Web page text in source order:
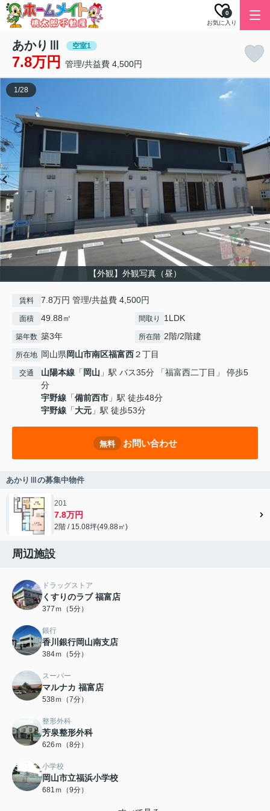
お気に入り
0
あかりⅢ 空室1
7.8万円 管理/共益費 4,500円
【外観】外観写真（昼）
1/28
賃料 7.8万円 管理/共益費 4,500円
面積 49.88㎡ 間取り 1LDK
築年数 築3年 所在階 2階/2階建
所在地 岡山県岡山市南区福富西２丁目
交通 山陽本線 「 岡山 」駅 バス35分 「福富西二丁目」 停歩5
分
宇野線 「備前西市 」駅 徒歩48分
宇野線 「大元 」駅 徒歩53分
無料 お問い合わせ
あかりⅢの募集中物件
201
7.8万円
2階 / 15.08坪(49.88㎡)
周辺施設
ドラッグストア
くすりのラブ 福富店
377ｍ（5分）
銀行
香川銀行岡山南支店
384ｍ（5分）
スーパー
マルナカ 福富店
538ｍ（7分）
整形外科
芳泉整形外科
626ｍ（8分）
小学校
岡山市立福浜小学校
681ｍ（9分）